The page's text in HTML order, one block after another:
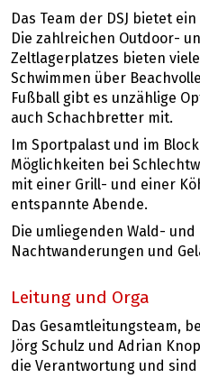
Das Team der DSJ bietet
Die zahlreichen Outdoor-
Zeltlagerplatzes bieten
Schwimmen über
Fußball gibt es unzählige
auch Schachbretter mit.
Im Sportpalast und im
Möglichkeiten bei
mit einer Grill- und einer
entspannte Abende.
Die umliegenden Wald-
Nachtwanderungen und
Leitung und Orga
Das Gesamtleitungsteam,
Jörg Schulz und Adrian
die Verantwortung und